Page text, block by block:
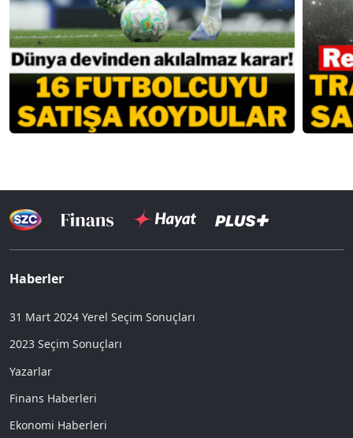
Haberler
31 Mart 2024 Yerel Seçim Sonuçları
2023 Seçim Sonuçları
Yazarlar
Finans Haberleri
Ekonomi Haberleri